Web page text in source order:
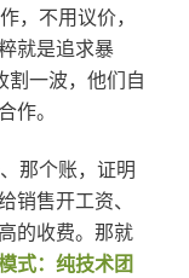
，不用议价，
就是追求暴
割一波，他们自
作。
那个账，证明
销售开工资、
的收费。那就
式：纯技术团